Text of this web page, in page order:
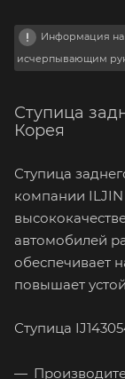
Информация на
исчерпывающим
Ступица
Корея
Ступица
компании ILJIN
автомобилей
обеспечивает
повышает
Ступица